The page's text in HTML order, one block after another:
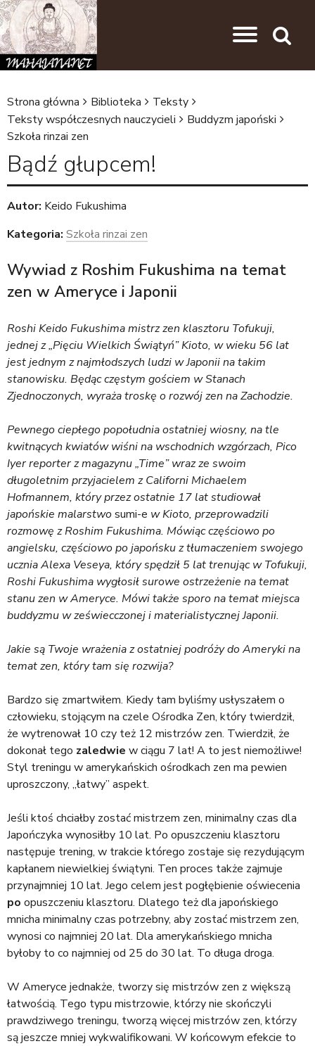
J
e
s
t
e
ś
u
t
j
Strona główna Biblioteka
Teksty
Teksty współczesnych nauczycieli
Buddyzm japoński
Szkoła rinzai zen
Bądź głupcem!
Autor: Keido Fukushima
Kategoria: Szkoła rinzai zen
Wywiad z Roshim Fukushima na temat
zen w Ameryce i Japonii
Roshi Keido Fukushima mistrz zen klasztoru Tofukuji,
jednej z „Pięciu Wielkich Świątyń” Kioto, w wieku 56 lat
jest jednym z najmłodszych ludzi w Japonii na takim
stanowisku. Będąc częstym gościem w Stanach
Zjednoczonych, wyraża troskę o rozwój zen na Zachodzie.
Pewnego ciepłego popołudnia ostatniej wiosny, na tle
kwitnących kwiatów wiśni na wschodnich wzgórzach, Pico
Iyer reporter z magazynu „Time” wraz ze swoim
długoletnim przyjacielem z Californi Michaelem
Hofmannem, który przez ostatnie 17 lat studiował
japońskie malarstwosumi-e w Kioto, przeprowadzili
rozmowę z Roshim Fukushima. Mówiąc częściowo po
angielsku, częściowo po japońsku z tłumaczeniem swojego
ucznia Alexa Veseya, który spędził 5 lat trenując w Tofukuji,
Roshi Fukushima wygłosił surowe ostrzeżenie na temat
stanu zen w Ameryce. Mówi także sporo na temat miejsca
buddyzmu w zeświecczonej i materialistycznej Japonii.
Jakie są Twoje wrażenia z ostatniej podróży do Ameryki na
temat zen, który tam się rozwija?
Bardzo się zmartwiłem. Kiedy tam byliśmy usłyszałem o
człowieku, stojącym na czele Ośrodka Zen, który twierdził,
że wytrenował 10 czy też 12 mistrzów zen. Twierdził, że
dokonał tego zaledwie w ciągu 7 lat! A to jest niemożliwe!
Styl treningu w amerykańskich ośrodkach zen ma pewien
uproszczony, „łatwy” aspekt.
Jeśli ktoś chciałby zostać mistrzem zen, minimalny czas dla
Japończyka wynosiłby 10 lat. Po opuszczeniu klasztoru
następuje trening, w trakcie którego zostaje się rezydującym
kapłanem niewielkiej świątyni. Ten proces także zajmuje
przynajmniej 10 lat. Jego celem jest pogłębienie oświecenia
po opuszczeniu klasztoru. Dlatego też dla japońskiego
mnicha minimalny czas potrzebny, aby zostać mistrzem zen,
wynosi co najmniej 20 lat. Dla amerykańskiego mnicha
byłoby to co najmniej od 25 do 30 lat. To długa droga.
W Ameryce jednakże, tworzy się mistrzów zen z większą
łatwością. Tego typu mistrzowie, którzy nie skończyli
prawdziwego treningu, tworzą więcej mistrzów zen, którzy
są jeszcze mniej wykwalifikowani. W końcowym efekcie to